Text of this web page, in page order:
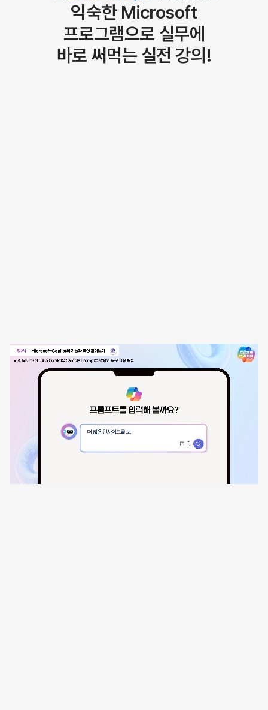
익숙한 Microsoft
프로그램으로 실무에
바로 써먹는 실전 강의!